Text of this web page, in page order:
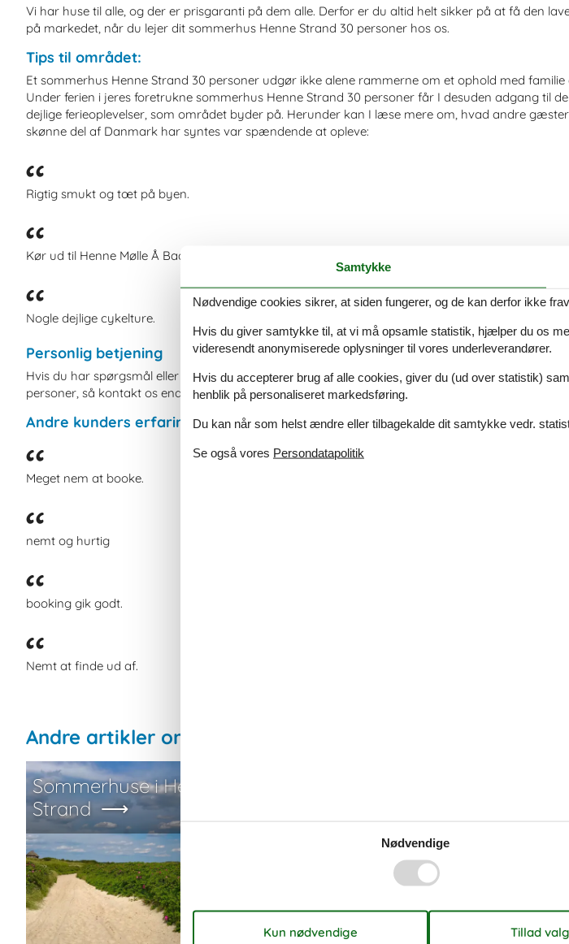
Vi har huse til alle, og der er prisgaranti på dem alle. Derfor er du altid helt sikker på at få den
på markedet, når du lejer dit sommerhus Henne Strand 30 personer hos os.
Tips til området:
Et sommerhus Henne Strand 30 personer udgør ikke alene rammerne om et ophold med familie
Under ferien i jeres foretrukne sommerhus Henne Strand 30 personer får I desuden adgang til
dejlige ferieoplevelser, som området byder på. Herunder kan I læse mere om, hvad andre
skønne del af Danmark har syntes var spændende at opleve:
Rigtig smukt og tœt på byen.
Kør ud til Henne Mølle Å Badehotel og gå en tur - fantastisk!
Nogle dejlige cykelture.
Personlig betjening
Hvis du har spørgsmål eller særlige ønsker i forbindelse med din søgning efter et sommerhus
personer, så kontakt os endelig. Send en mail til info@sommerhus-siden.dk eller ring på 8724 1270.
Andre kunders erfaringer med Sommerhussiden
Meget nem at booke.
nemt og hurtig
booking gik godt.
Nemt at finde ud af.
Andre artikler om Henne Strand
Sommerhuse i Henne
Strand
Samtykke
Nødvendige cookies sikrer, at siden fungerer, og de kan derfor ikke
Hvis du giver samtykke til, at vi må opsamle statistik, hjælper du os
videresendt anonymiserede oplysninger til vores underleverandører.
Hvis du accepterer brug af alle cookies, giver du (ud over statistik)
henblik på personaliseret markedsføring.
Du kan når som helst ændre eller tilbagekalde dit samtykke vedr.
Se også vores Persondatapolitik
Nødvendige